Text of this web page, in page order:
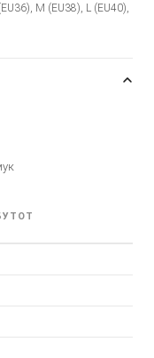
M (EU38), L (EU40),